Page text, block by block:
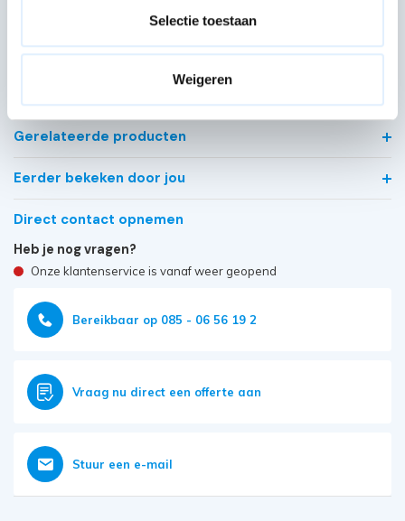
Selectie toestaan
Weigeren
veiligheidsnormen
Gerelateerde producten
Eerder bekeken door jou
Direct contact opnemen
Heb je nog vragen?
Onze klantenservice is vanaf weer geopend
Bereikbaar op 085 - 06 56 19 2
Vraag nu direct een offerte aan
Stuur een e-mail